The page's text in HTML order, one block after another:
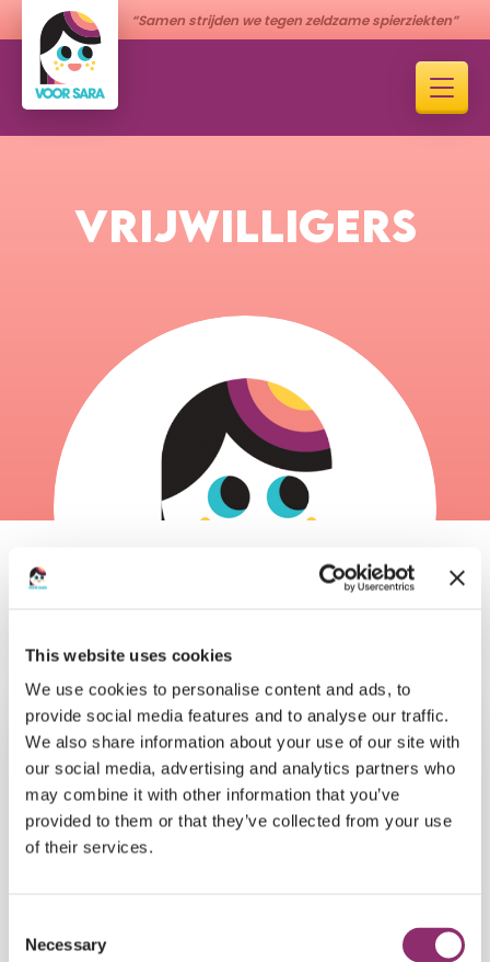
This website uses cookies
We use cookies to personalise content and ads, to
provide social media features and to analyse our traffic.
We also share information about your use of our site with
our social media, advertising and analytics partners who
may combine it with other information that you’ve
provided to them or that they’ve collected from your use
of their services.
Selection
Necessary
“Samen strijden we tegen zeldzame spierziekten”
VRIJWILLIGERS
IK WIL BIJDRAGEN AAN